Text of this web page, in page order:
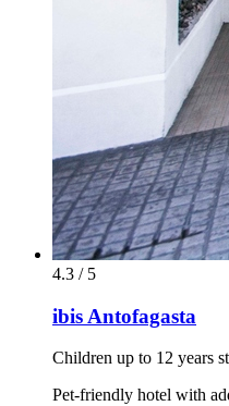
4.3 / 5
ibis Antofagasta
Children up to 12 years
Pet-friendly hotel with